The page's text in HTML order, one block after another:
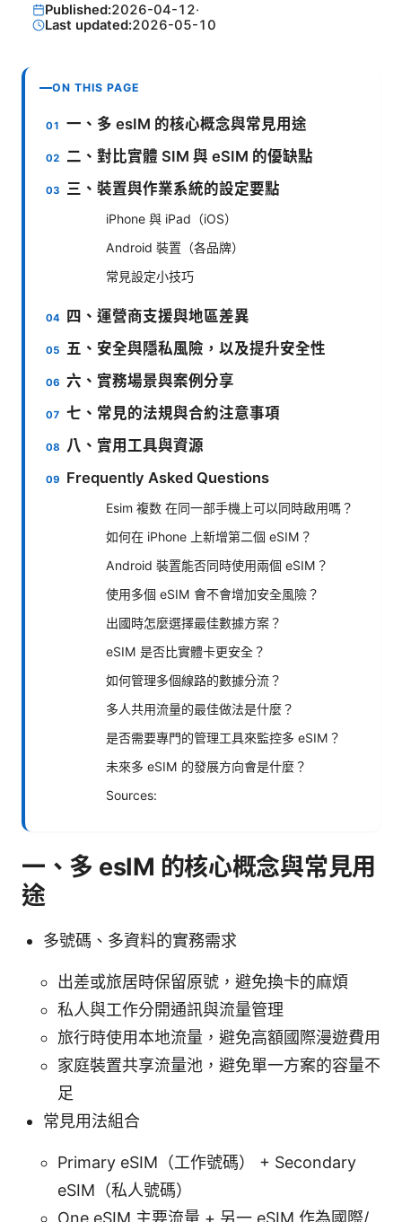
Published:2026-04-12·
Last updated:2026-05-10
ON THIS PAGE
一、多 esIM 的核心概念與常見用途
二、對比實體 SIM 與 eSIM 的優缺點
三、裝置與作業系統的設定要點
iPhone 與 iPad（iOS）
Android 裝置（各品牌）
常見設定小技巧
四、運營商支援與地區差異
五、安全與隱私風險，以及提升安全性
六、實務場景與案例分享
七、常見的法規與合約注意事項
八、實用工具與資源
Frequently Asked Questions
Esim 複数 在同一部手機上可以同時啟用嗎？
如何在 iPhone 上新增第二個 eSIM？
Android 裝置能否同時使用兩個 eSIM？
使用多個 eSIM 會不會增加安全風險？
出國時怎麼選擇最佳數據方案？
eSIM 是否比實體卡更安全？
如何管理多個線路的數據分流？
多人共用流量的最佳做法是什麼？
是否需要專門的管理工具來監控多 eSIM？
未來多 eSIM 的發展方向會是什麼？
Sources:
一、多 esIM 的核心概念與常見用
途
多號碼、多資料的實務需求
出差或旅居時保留原號，避免換卡的麻煩
私人與工作分開通訊與流量管理
旅行時使用本地流量，避免高額國際漫遊費用
家庭裝置共享流量池，避免單一方案的容量不
足
常見用法組合
Primary eSIM（工作號碼） + Secondary
eSIM（私人號碼）